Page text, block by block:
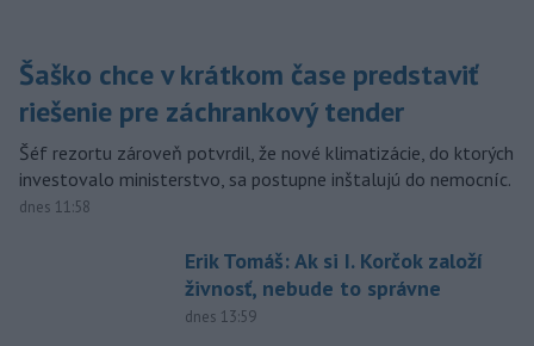
Šaško chce v krátkom čase predstaviť
riešenie pre záchrankový tender
Šéf rezortu zároveň potvrdil, že nové klimatizácie, do ktorých
investovalo ministerstvo, sa postupne inštalujú do nemocníc.
dnes 11:58
Erik Tomáš: Ak si I. Korčok založí
živnosť, nebude to správne
dnes 13:59